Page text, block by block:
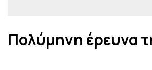
Πολύμηνη έρευνα